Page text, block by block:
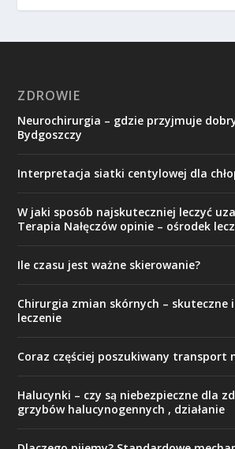
ZDROWIE
Neurochirurgia – gdzie przyjmuje
Bydgoszczy
Interpretacja siatki centylowej dla
W jaki sposób najskuteczniej leczyć
Terapia Nałęczów opinie – ośrodek
Ile czasu jest ważne skierowanie?
Chirurgia zmian skórnych – skuteczne
leczenie
Coraz częściej poszukiwany transport
Halucynki – czy są niebezpieczne dla
grzybów halucynogennych , działanie